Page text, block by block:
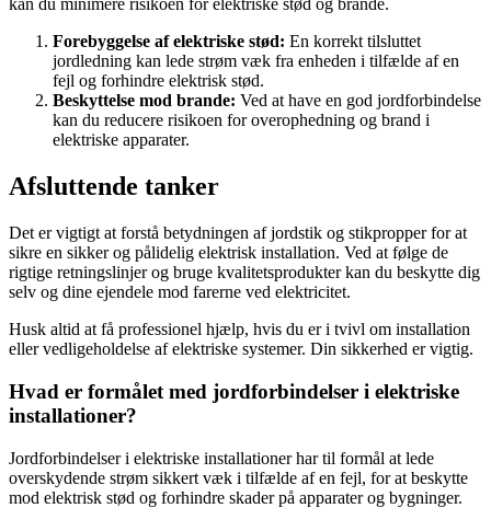
kan du minimere risikoen for elektriske stød og brande.
Forebyggelse af elektriske stød: En korrekt tilsluttet
jordledning kan lede strøm væk fra enheden i tilfælde af en
fejl og forhindre elektrisk stød.
Beskyttelse mod brande: Ved at have en god jordforbindelse
kan du reducere risikoen for overophedning og brand i
elektriske apparater.
Afsluttende tanker
Det er vigtigt at forstå betydningen af jordstik og stikpropper for at
sikre en sikker og pålidelig elektrisk installation. Ved at følge de
rigtige retningslinjer og bruge kvalitetsprodukter kan du beskytte dig
selv og dine ejendele mod farerne ved elektricitet.
Husk altid at få professionel hjælp, hvis du er i tvivl om installation
eller vedligeholdelse af elektriske systemer. Din sikkerhed er vigtig.
Hvad er formålet med jordforbindelser i elektriske
installationer?
Jordforbindelser i elektriske installationer har til formål at lede
overskydende strøm sikkert væk i tilfælde af en fejl, for at beskytte
mod elektrisk stød og forhindre skader på apparater og bygninger.